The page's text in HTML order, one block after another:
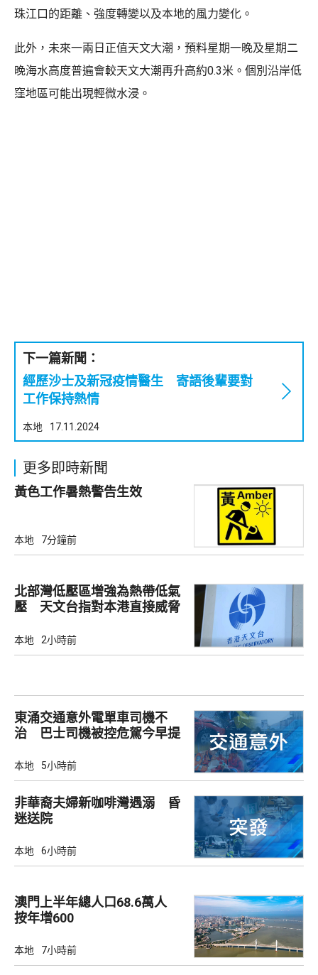
珠江口的距離、強度轉變以及本地的風力變化。
此外，未來一兩日正值天文大潮，預料星期一晚及星期二
晚海水高度普遍會較天文大潮再升高約0.3米。個別沿岸低
窪地區可能出現輕微水浸。
下一篇新聞：
經歷沙士及新冠疫情醫生 寄語後輩要對
工作保持熱情
本地 17.11.2024
更多即時新聞
黃色工作暑熱警告生效
本地 7分鐘前
北部灣低壓區增強為熱帶低氣
壓 天文台指對本港直接威脅
本地 2小時前
東涌交通意外電單車司機不
治 巴士司機被控危駕今早提
本地 5小時前
非華裔夫婦新咖啡灣遇溺 昏
迷送院
本地 6小時前
澳門上半年總人口68.6萬人
按年增600
本地 7小時前